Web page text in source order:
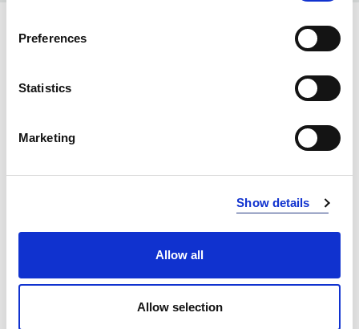
Preferences
Statistics
Marketing
Show details
Allow all
Allow selection
KOLORY:
6021
NAVY/NEON ORANGE 6031
9030
BLACK/RED 9040
BLACK/ ANTHRACITE